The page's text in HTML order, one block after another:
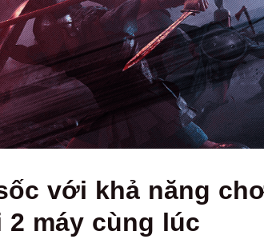
với khả năng
2 máy cùng lúc